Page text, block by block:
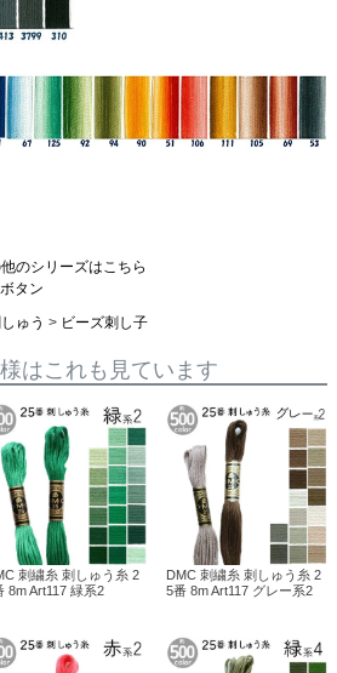
のシリーズはこちら
タン
ゅう ビーズ刺し子
はこれも見ています
刺繍糸 刺しゅう糸 2
8m Art117 緑系2
DMC 刺繍糸 刺しゅう糸 2
5番 8m Art117 グレー系2